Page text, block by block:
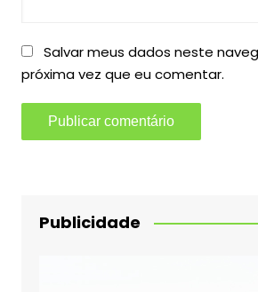
Salvar meus dados neste
próxima vez que eu comentar.
Publicidade